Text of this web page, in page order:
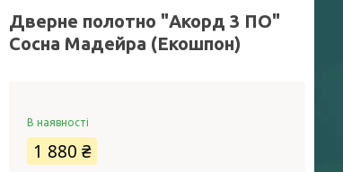
Дверне полотно "Акорд 3 ПО"
Сосна Мадейра (Екошпон)
В наявності
1 880 ₴